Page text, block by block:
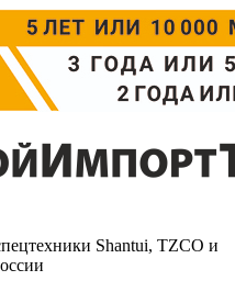
Shantui, TZCO и